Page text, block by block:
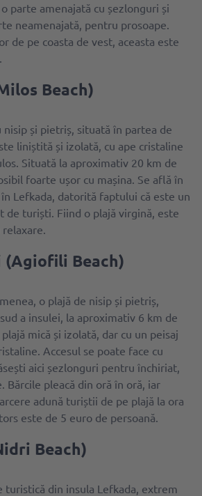
parte amenajată cu șezlonguri și
neamenajată, pentru prosoape.
de pe coasta de vest, aceasta este
Beach)
nisip și pietriș, situată în partea de
liniștită și izolată, cu ape cristaline
Situată la aproximativ 20 km de
foarte ușor cu mașina. Se află în
Lefkada, datorită faptului că este un
de turiști. Fiind o plajă virgină, este
Beach)
o plajă de nisip și pietriș,
a insulei, la aproximativ 6 km de
mică și izolată, dar cu un peisaj
Accesul se poate face cu
aici șezlonguri pentru închiriat,
Bărcile pleacă din oră în oră, iar
adună turiștii de pe plajă la ora
este de 5 euro de persoană.
Beach)
turistică din insula Lefkada, extrem